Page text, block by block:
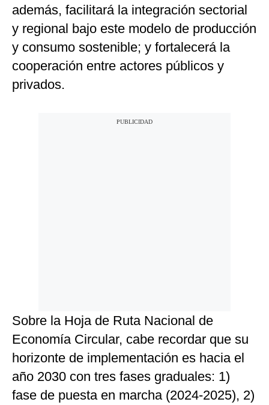
además, facilitará la integración sectorial
y regional bajo este modelo de producción
y consumo sostenible; y fortalecerá la
cooperación entre actores públicos y
privados.
Sobre la Hoja de Ruta Nacional de
Economía Circular, cabe recordar que su
horizonte de implementación es hacia el
año 2030 con tres fases graduales: 1)
fase de puesta en marcha (2024-2025), 2)